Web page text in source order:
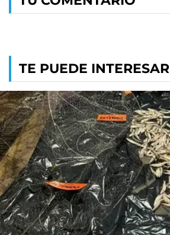
TE PUEDE INTERESAR